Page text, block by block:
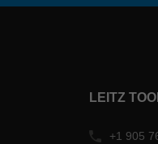
LEITZ
+1 905